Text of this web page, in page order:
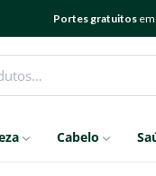
Portes gratuitos
Cabelo